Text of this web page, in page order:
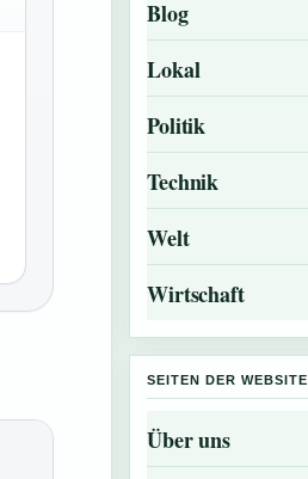
Blog
Lokal
Politik
Technik
Welt
Wirtschaft
SEITEN DER WEBSITE
Über uns